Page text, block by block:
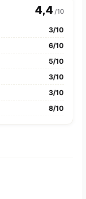
4,4 /10
3/10
6/10
5/10
3/10
3/10
8/10